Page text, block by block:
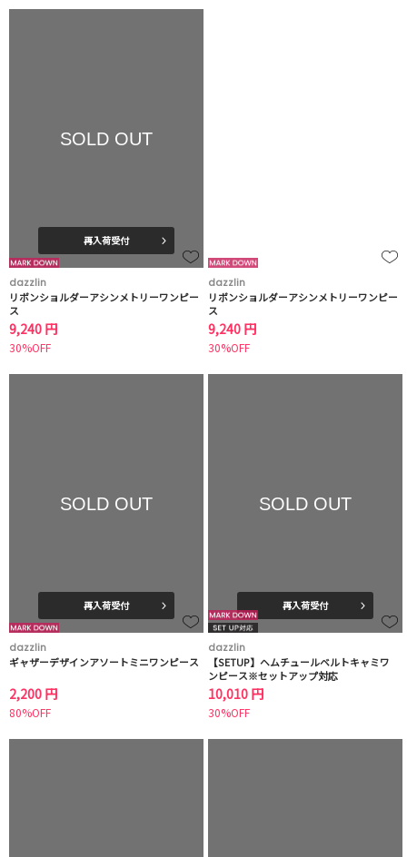
SOLD OUT
再入荷受付
dazzlin
リボンショルダーアシンメトリーワンピー
ス
9,240 円
30%OFF
dazzlin
リボンショルダーアシンメトリーワンピー
ス
9,240 円
30%OFF
SOLD OUT
再入荷受付
dazzlin
ギャザーデザインアソートミニワンピース
2,200 円
80%OFF
SOLD OUT
再入荷受付
dazzlin
【SETUP】ヘムチュールベルトキャミワ
ンピース※セットアップ対応
10,010 円
30%OFF